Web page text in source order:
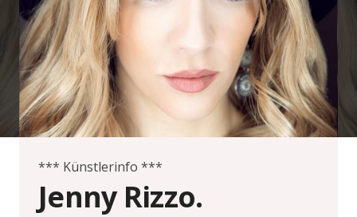
*** Künstlerinfo ***
Jenny Rizzo.